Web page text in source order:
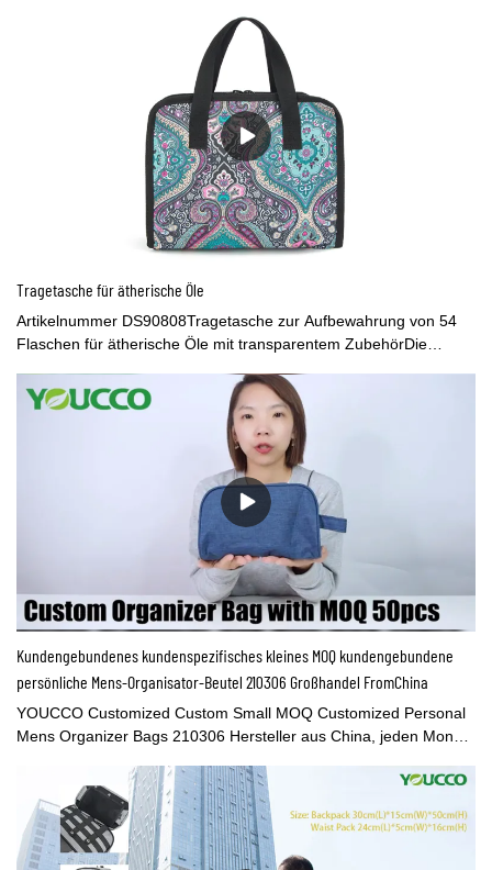
Tragetasche für ätherische Öle
Artikelnummer DS90808Tragetasche zur Aufbewahrung von 54
Flaschen für ätherische Öle mit transparentem ZubehörDie
hochwertigem Polyestermaterial mit modischem Paisley-Druck.
Robuster Tragegriff oben mit verstärkten Nähten, der langlebig
und bequem zu tragen oder am Arm zu tragen ist. 3-lagige
Aufbewahrungstasche für ätherische Öle - Die große
Aufbewahrungstasche für ätherische Öle bietet Platz für
Flaschen, die für 5 ml, 10 ml, 15 ml und Rollerflaschen geeignet
sind. Innen mit transparenter PVC-Zubehörtasche zum Verstauen
von Etiketten, Öffner, Trichter, Tropfer und anderem Zubehör.
Ideal für Reisen oder den Heimgebrauch. Holen Sie jetzt Ihre
ätherischen Öle aus der Tüte und machen Sie Platz
frei.Abmessungen:Größe: 27L*9B*20H cm
Kundengebundenes kundenspezifisches kleines MOQ kundengebundene
persönliche Mens-Organisator-Beutel 210306 Großhandel FromChina
YOUCCO Customized Custom Small MOQ Customized Personal
Mens Organizer Bags 210306 Hersteller aus China, jeden Monat
kleinen Moq-Organizer-Taschen für Herren, das MOQ beträgt nur
50 Stück, die wir alles auf die Tasche drucken können.
Personalisierte Muster und Logos sind immer verfügbar. Dort’s
auch andere benutzerdefinierte Organizer-Taschen,